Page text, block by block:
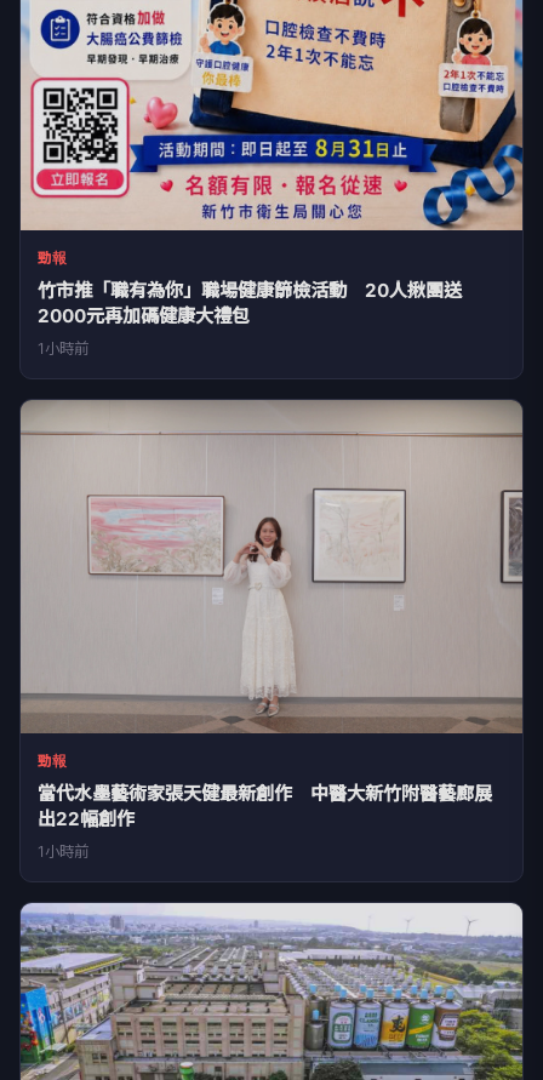
勁報
竹市推「職有為你」職場健康篩檢活動 20人揪團送
2000元再加碼健康大禮包
1小時前
勁報
當代水墨藝術家張天健最新創作 中醫大新竹附醫藝廊展
出22幅創作
1小時前